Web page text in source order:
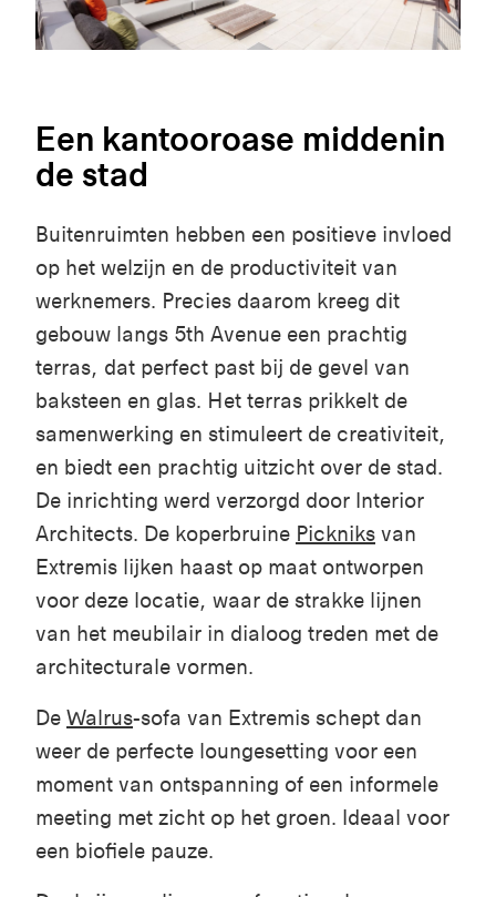
Een kantooroase middenin
de stad
Buitenruimten hebben een positieve invloed
op het welzijn en de productiviteit van
werknemers. Precies daarom kreeg dit
gebouw langs 5th Avenue een prachtig
terras, dat perfect past bij de gevel van
baksteen en glas. Het terras prikkelt de
samenwerking en stimuleert de creativiteit,
en biedt een prachtig uitzicht over de stad.
De inrichting werd verzorgd door Interior
Architects. De koperbruine Pickniks van
Extremis lijken haast op maat ontworpen
voor deze locatie, waar de strakke lijnen
van het meubilair in dialoog treden met de
architecturale vormen.
De Walrus-sofa van Extremis schept dan
weer de perfecte loungesetting voor een
moment van ontspanning of een informele
meeting met zicht op het groen. Ideaal voor
een biofiele pauze.